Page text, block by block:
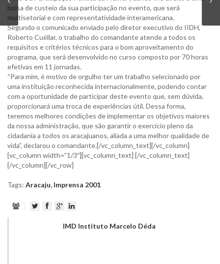
bolsa de custeio da sua participação no evento, que será
multisetorial e com representatividade interamericana.
Segundo o comunicado enviado pelo diretor executivo do IIDH,
Roberto Cuéllar, o trabalho do comandante atende a todos os
requisitos e critérios técnicos para o bom aproveitamento do
programa, que será desenvolvido no curso composto por 70 horas
efetivas em 11 jornadas.
“Para mim, é motivo de orgulho ter um trabalho selecionado por
uma instituição reconhecida internacionalmente, podendo contar
com a oportunidade de participar deste evento que, sem dúvida,
proporcionará uma troca de experiências útil. Dessa forma,
teremos melhores condições de implementar os objetivos maiores
da nossa administração, que são garantir o exercício pleno da
cidadania a todos os aracajuanos, aliada a uma melhor qualidade de
vida”, declarou o comandante.[/vc_column_text][/vc_column]
[vc_column width=”1/3″][vc_column_text] [/vc_column_text]
[/vc_column][/vc_row]
Tags: Aracaju, Imprensa 2001
IMD Instituto Marcelo Déda